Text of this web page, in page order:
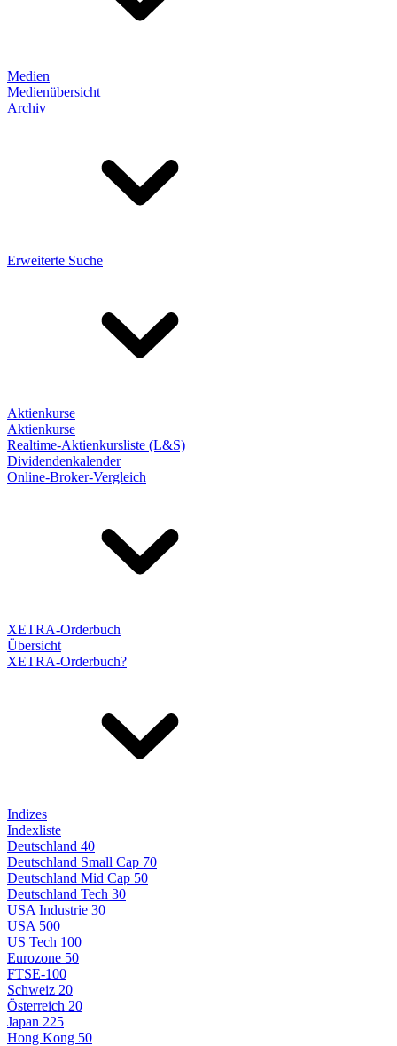
Medien
Medienübersicht
Archiv
Erweiterte Suche
Aktienkurse
Aktienkurse
Realtime-Aktienkursliste (L&S)
Dividendenkalender
Online-Broker-Vergleich
XETRA-Orderbuch
Übersicht
XETRA-Orderbuch?
Indizes
Indexliste
Deutschland 40
Deutschland Small Cap 70
Deutschland Mid Cap 50
Deutschland Tech 30
USA Industrie 30
USA 500
US Tech 100
Eurozone 50
FTSE-100
Schweiz 20
Österreich 20
Japan 225
Hong Kong 50